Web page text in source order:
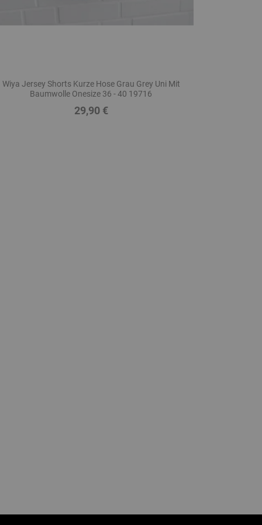
Wiya Jersey Shorts Kurze Hose Grau Grey Uni Mit
Baumwolle Onesize 36 - 40 19716
Preis
29,90 €